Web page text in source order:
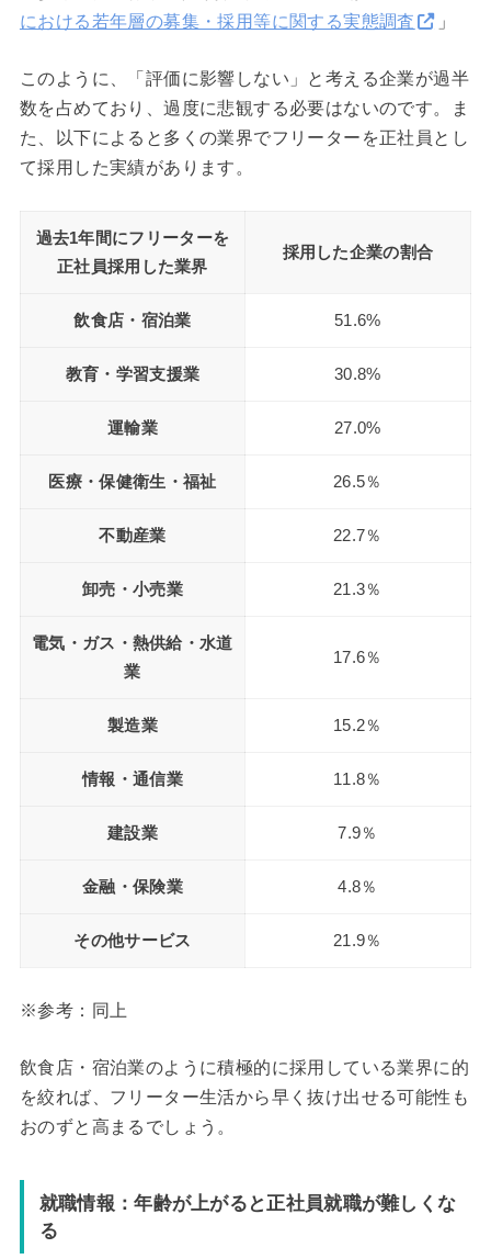
における若年層の募集・採用等に関する実態調査
」
このように、「評価に影響しない」と考える企業が過半
数を占めており、過度に悲観する必要はないのです。ま
た、以下によると多くの業界でフリーターを正社員とし
て採用した実績があります。
過去1年間にフリーターを
正社員採用した業界
採用した企業の割合
飲食店・宿泊業 51.6%
教育・学習支援業 30.8%
運輸業 27.0%
医療・保健衛生・福祉 26.5％
不動産業 22.7％
卸売・小売業 21.3％
電気・ガス・熱供給・水道
業
17.6％
製造業 15.2％
情報・通信業 11.8％
建設業 7.9％
金融・保険業 4.8％
その他サービス 21.9％
※参考：同上
飲食店・宿泊業のように積極的に採用している業界に的
を絞れば、フリーター生活から早く抜け出せる可能性も
おのずと高まるでしょう。
就職情報：年齢が上がると正社員就職が難しくな
る